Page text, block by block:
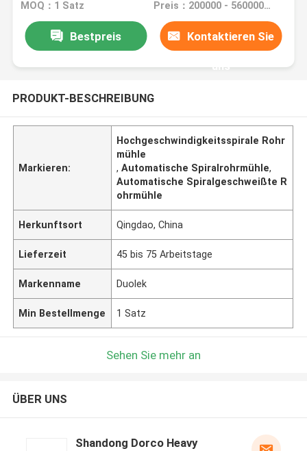
MOQ：1 Satz Preis：200000 - 560000USD per set
Bestpreis Kontaktieren Sie
uns
PRODUKT-BESCHREIBUNG
Markieren:
Hochgeschwindigkeitsspirale Rohr
mühle
,Automatische Spiralrohrmühle,
Automatische Spiralgeschweißte R
ohrmühle
Herkunftsort Qingdao, China
Lieferzeit 45 bis 75 Arbeitstage
Markenname Duolek
Min Bestellmenge 1 Satz
Sehen Sie mehr an
ÜBER UNS
Shandong Dorco Heavy